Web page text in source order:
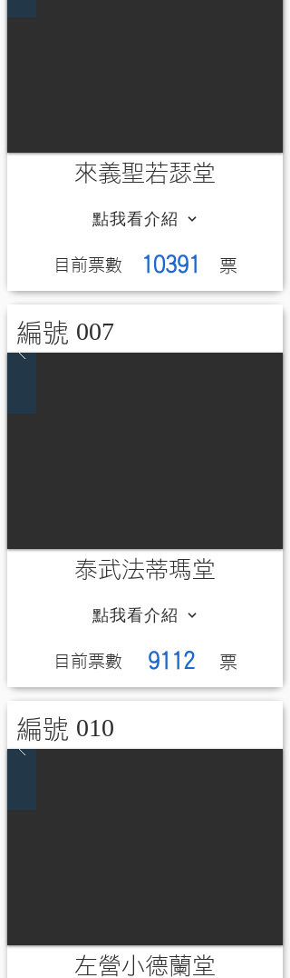
來義聖若瑟堂
點我看介紹
10391
​目前票數 ​票
編號 007
泰武法蒂瑪堂
點我看介紹
9112
​目前票數 ​票
編號 010
左營小德蘭堂